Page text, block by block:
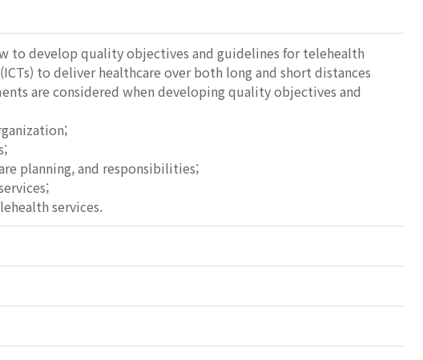
to develop quality objectives and guidelines for telehealth
to deliver healthcare over both long and short distances
are considered when developing quality objectives and
planning, and responsibilities;
services.